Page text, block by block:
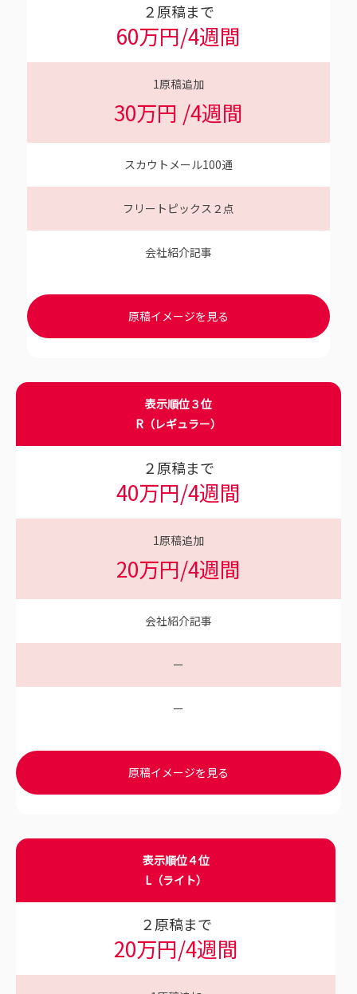
２原稿まで
60万円/4週間
1原稿追加
30万円 /4週間
スカウトメール100通
フリートピックス２点
会社紹介記事
原稿イメージを見る
表示順位３位
R（レギュラー）
２原稿まで
40万円/4週間
1原稿追加
20万円/4週間
会社紹介記事
ー
ー
原稿イメージを見る
表示順位４位
L（ライト）
２原稿まで
20万円/4週間